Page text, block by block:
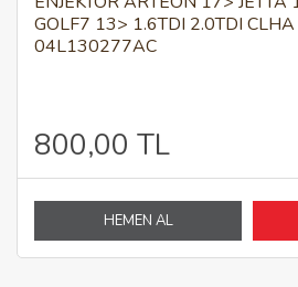
GOLF7 13> 1.6TDI 2.0TDI
04L130277AC
800,00 TL
HEMEN AL